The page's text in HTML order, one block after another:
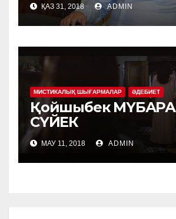
ҚАЗ 31, 2018 ADMIN
МИСТИКАЛЫҚ ШЫҒАРМАЛАР ӘДЕБИЕТ
Қойшыбек
СҮЙЕК
МАУ 11, 2018 ADMIN